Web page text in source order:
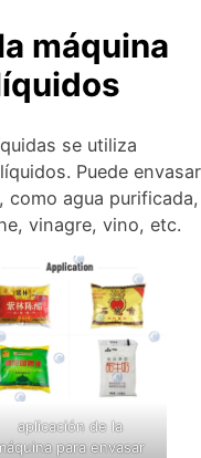
máquina
se utiliza
Puede envasar
agua purificada,
vinagre, vino, etc.
aplicación de la
para envasar